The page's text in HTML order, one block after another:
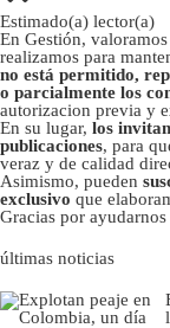
Estimado(a) lector(a)
En Gestión,
realizamos para
no está permitido,
o parcialmente los
autorizacion previa y
En su lugar, los
publicaciones, para
veraz y de calidad
Asimismo, pueden
exclusivo que
Gracias por
últimas noticias